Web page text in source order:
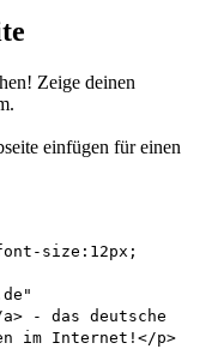
Zeige deinen
einfügen für einen
size:12px;
- das deutsche
im Internet!</p>